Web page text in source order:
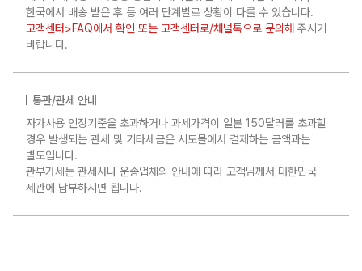
한국에서 배송 받은 후 등 여러 단계별로 상황이 다를 수 있습니다.
고객센터>FAQ에서 확인 또는 고객센터로/채널톡으로 문의해 주시기
바랍니다.
통관/관세 안내
자가사용 인정기준을 초과하거나 과세가격이 일본 150달러를 초과할
경우 발생되는 관세 및 기타세금은 시도몰에서 결제하는 금액과는
별도입니다.
관부가세는 관세사나 운송업체의 안내에 따라 고객님께서 대한민국
세관에 납부하시면 됩니다.